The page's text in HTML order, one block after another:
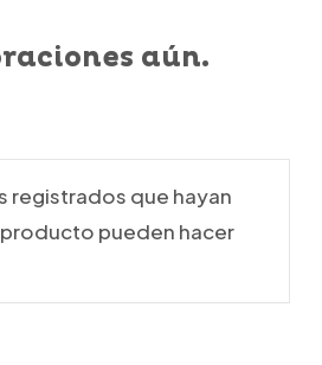
aún.
registrados que hayan
pueden hacer